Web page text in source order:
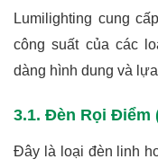
Lumilighting cung
công suất của các
dàng hình dung và
3.1. Đèn Rọi Điểm
Đây là loại đèn linh